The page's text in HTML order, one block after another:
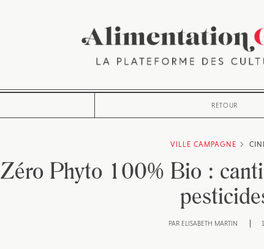
RETOUR
VILLE CAMPAGNE
Zéro Phyto 100% Bio :
PAR ELISABETH MARTIN